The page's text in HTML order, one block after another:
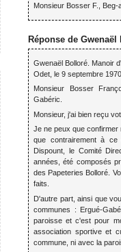
Monsieur Bosser F., Beg-
Réponse de
Gwenaël Bolloré. Manoir
Odet, le 9 septembre 1970.
Monsieur Bosser
Gabéric.
Monsieur, j'ai bien reçu
Je ne peux que confirmer
que contrairement à
Dispount, le Comité
années, été composés
des Papeteries Bolloré.
faits.
D'autre part, ainsi que
communes : Ergué-
paroisse et c'est pour
association sportive et
commune, ni avec la